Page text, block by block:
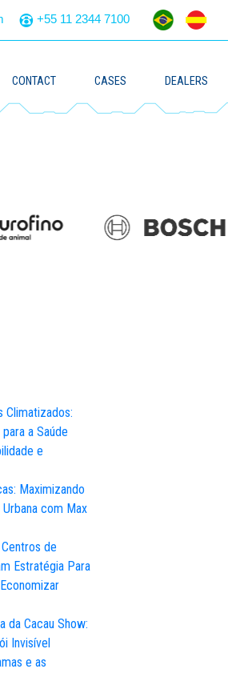
+55 11 2344 7100
CONTACT CASES DEALERS
Climatizados:
a Saúde
e
Maximizando
com Max
de
Estratégia Para
da Cacau Show:
Invisível
e as